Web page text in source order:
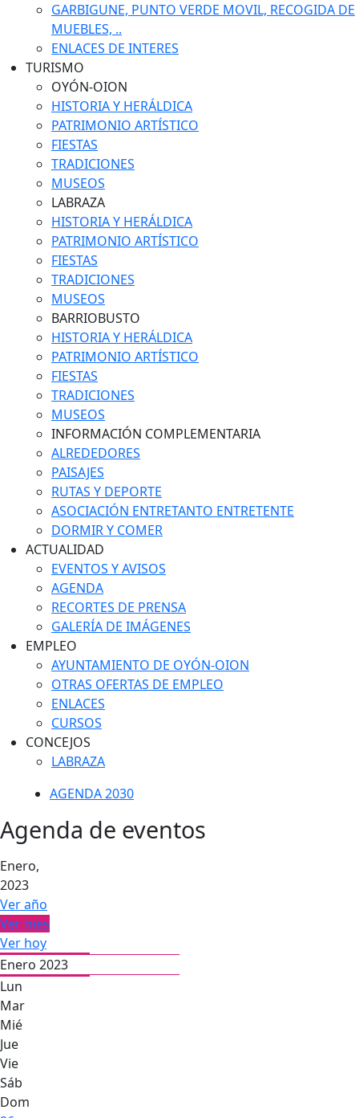
GARBIGUNE, PUNTO VERDE MOVIL, RECOGIDA DE
MUEBLES, ..
ENLACES DE INTERES
TURISMO
OYÓN-OION
HISTORIA Y HERÁLDICA
PATRIMONIO ARTÍSTICO
FIESTAS
TRADICIONES
MUSEOS
LABRAZA
HISTORIA Y HERÁLDICA
PATRIMONIO ARTÍSTICO
FIESTAS
TRADICIONES
MUSEOS
BARRIOBUSTO
HISTORIA Y HERÁLDICA
PATRIMONIO ARTÍSTICO
FIESTAS
TRADICIONES
MUSEOS
INFORMACIÓN COMPLEMENTARIA
ALREDEDORES
PAISAJES
RUTAS Y DEPORTE
ASOCIACIÓN ENTRETANTO ENTRETENTE
DORMIR Y COMER
ACTUALIDAD
EVENTOS Y AVISOS
AGENDA
RECORTES DE PRENSA
GALERÍA DE IMÁGENES
EMPLEO
AYUNTAMIENTO DE OYÓN-OION
OTRAS OFERTAS DE EMPLEO
ENLACES
CURSOS
CONCEJOS
LABRAZA
AGENDA 2030
Agenda de eventos
Enero,
2023
Ver año
Ver mes
Ver hoy
Enero 2023
Lun
Mar
Mié
Jue
Vie
Sáb
Dom